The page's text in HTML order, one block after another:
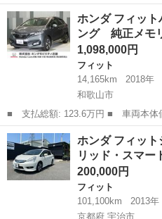
ー名： ホンダ ■ 車種名： フィ
Ｈｏｎｄａ認定中古車 修復歴なし
年 ワンオ...
和歌山 和歌山市 フィット
ホンダ フィッ
ング 純正メモ
1,098,000円
フィット
14,165km
2018年
和歌山市
■ 支払総額: 123.6万円 ■ 車両本体価格： 1,098,000 円 ■ メーカ
ー名： ホンダ ■ 車種名： フィッ
名： Ｌホンダセンシング 純正メ
ＬＥＤヘッ...
和歌山 和歌山市 フィット
ホンダ フィッ
リッド・スマ
200,000円
フィット
101,100km
2013年
京都府 宇治市